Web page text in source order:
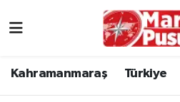
Kahramanmaraş Türkiye